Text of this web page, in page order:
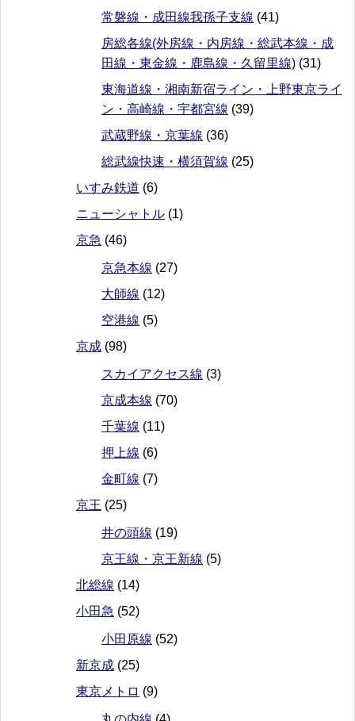
常磐線・成田線我孫子支線 (41)
房総各線(外房線・内房線・総武本線・成
田線・東金線・鹿島線・久留里線) (31)
東海道線・湘南新宿ライン・上野東京ライ
ン・高崎線・宇都宮線 (39)
武蔵野線・京葉線 (36)
総武線快速・横須賀線 (25)
いすみ鉄道 (6)
ニューシャトル (1)
京急 (46)
京急本線 (27)
大師線 (12)
空港線 (5)
京成 (98)
スカイアクセス線 (3)
京成本線 (70)
千葉線 (11)
押上線 (6)
金町線 (7)
京王 (25)
井の頭線 (19)
京王線・京王新線 (5)
北総線 (14)
小田急 (52)
小田原線 (52)
新京成 (25)
東京メトロ (9)